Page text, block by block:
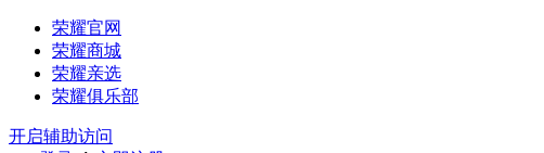
荣耀官网
荣耀商城
荣耀亲选
荣耀俱乐部
开启辅助访问